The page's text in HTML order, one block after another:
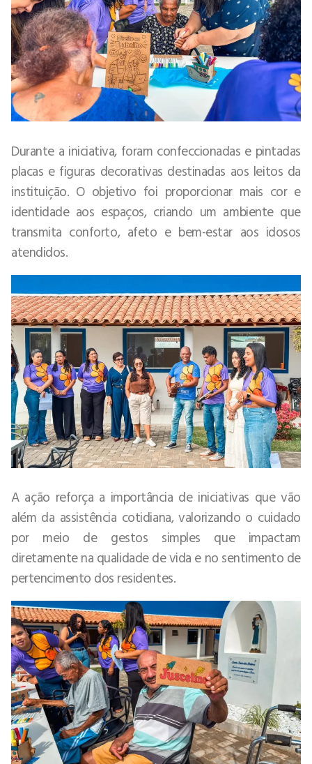
Durante a iniciativa, foram confeccionadas e pintadas
placas e figuras decorativas destinadas aos leitos da
instituição. O objetivo foi proporcionar mais cor e
identidade aos espaços, criando um ambiente que
transmita conforto, afeto e bem-estar aos idosos
atendidos.
A ação reforça a importância de iniciativas que vão
além da assistência cotidiana, valorizando o cuidado
por meio de gestos simples que impactam
diretamente na qualidade de vida e no sentimento de
pertencimento dos residentes.